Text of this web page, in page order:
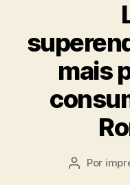
mais
Autor
Por